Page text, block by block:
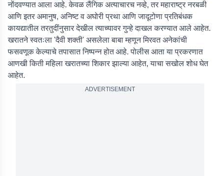
नोंदवण्यात आला आहे. केवळ लैंगिक अत्याचारच नव्हे, तर महाराष्ट्र नरबळी
आणि इतर अमानुष, अनिष्ट व अघोरी प्रथा आणि जादूटोणा प्रतिबंधक
कायद्यातील तरतुदींनुसार देखील त्याच्यावर गुन्हे दाखल करण्यात आले आहेत.
खरातने स्वतःला 'दैवी शक्ती' असलेला बाबा म्हणून मिरवत अनेकांची
फसवणूक केल्याचे तपासात निष्पन्न होत आहे. पोलीस आता या प्रकरणात
आणखी किती महिला खरातच्या शिकार झाल्या आहेत, याचा सखोल शोध घेत
आहेत.
ADVERTISEMENT